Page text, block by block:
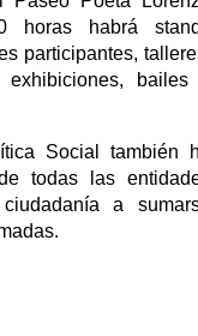
horas habrá
participantes,
bailes
Social también
todas las
a